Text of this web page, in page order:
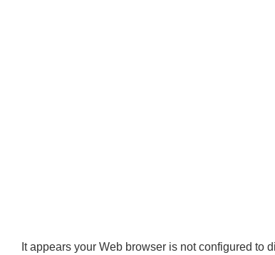
It appears your Web browser is not configured to